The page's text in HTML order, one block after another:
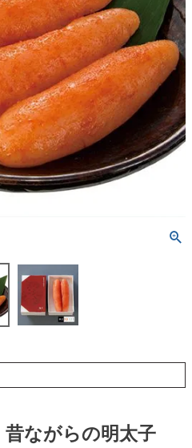
昔ながらの明太子